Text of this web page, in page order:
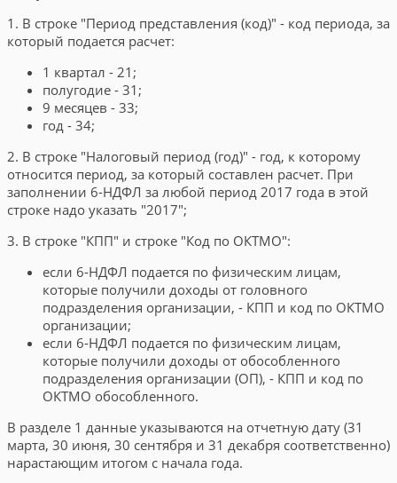
1. В строке "Период представления (код)" - код периода, за
который подается расчет:
1 квартал - 21;
полугодие - 31;
9 месяцев - 33;
год - 34;
2. В строке "Налоговый период (год)" - год, к которому
относится период, за который составлен расчет. При
заполнении 6-НДФЛ за любой период 2017 года в этой
строке надо указать "2017";
3. В строке "КПП" и строке "Код по ОКТМО":
если 6-НДФЛ подается по физическим лицам,
которые получили доходы от головного
подразделения организации, - КПП и код по ОКТМО
организации;
если 6-НДФЛ подается по физическим лицам,
которые получили доходы от обособленного
подразделения организации (ОП), - КПП и код по
ОКТМО обособленного.
В разделе 1 данные указываются на отчетную дату (31
марта, 30 июня, 30 сентября и 31 декабря соответственно)
нарастающим итогом с начала года.